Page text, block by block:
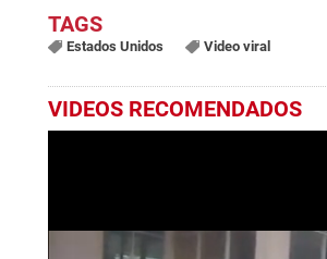
Estados Unidos Video viral
VIDEOS RECOMENDADOS